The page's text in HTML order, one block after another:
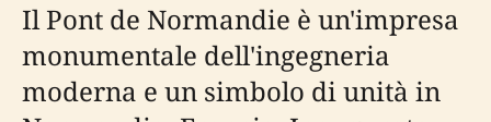
Il Pont de Normandie è un'impresa
monumentale dell'ingegneria
moderna e un simbolo di unità in